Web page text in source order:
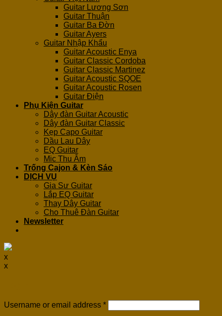
Guitar Lương Sơn
Guitar Thuận
Guitar Ba Đờn
Guitar Ayers
Guitar Nhập Khẩu
Guitar Acoustic Enya
Guitar Classic Cordoba
Guitar Classic Martinez
Guitar Acoustic SQOE
Guitar Acoustic Rosen
Guitar Điện
Phụ Kiện Guitar
Dây đàn Guitar Acoustic
Dây đàn Guitar Classic
Kẹp Capo Guitar
Dầu Lau Dây
EQ Guitar
Mic Thu Âm
Trống Cajon & Kèn Sáo
DỊCH VỤ
Gia Sư Guitar
Lắp EQ Guitar
Thay Dây Guitar
Cho Thuê Đàn Guitar
Newsletter
x
x
Username or email address *